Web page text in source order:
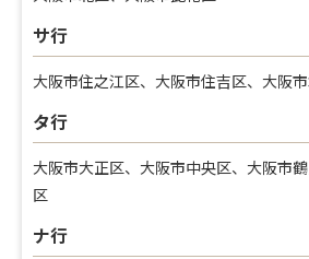
サ行
大阪市住之江区、大阪市住吉区、大阪
タ行
大阪市大正区、大阪市中央区、大阪市
区
ナ行